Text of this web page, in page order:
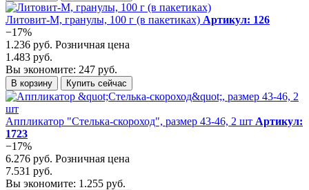
Литовит-М, гранулы, 100 г (в пакетиках) Артикул: 126
−17%
1.236 руб. Розничная цена
1.483 руб.
Вы экономите: 247 руб.
В корзину Купить сейчас
Аппликатор "Стелька-скороход", размер 43-46, 2 шт Артикул:
1723
−17%
6.276 руб. Розничная цена
7.531 руб.
Вы экономите: 1.255 руб.